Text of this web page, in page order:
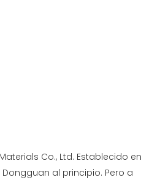
Co., Ltd. Establecido en
al principio. Pero a